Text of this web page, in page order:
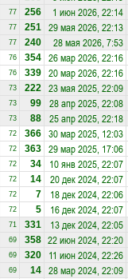
77 256 1 июн 2026, 22:14
77 251 29 мая 2026, 22:13
77 240 28 мая 2026, 7:53
76 354 26 мар 2026, 22:16
76 339 20 мар 2026, 22:16
73 222 23 мая 2025, 22:09
73 99 28 апр 2025, 22:08
73 88 25 апр 2025, 22:18
72 366 30 мар 2025, 12:03
72 363 29 мар 2025, 17:06
72 34 10 янв 2025, 22:07
72 14 20 дек 2024, 22:07
72 7 18 дек 2024, 22:06
72 5 16 дек 2024, 22:07
71 331 13 дек 2024, 22:05
69 358 22 июн 2024, 22:20
69 320 11 июн 2024, 22:26
69 14 28 мар 2024, 22:09